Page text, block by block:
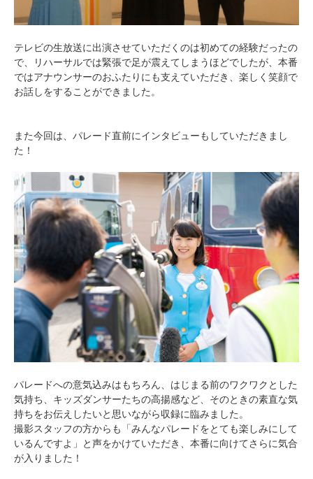
テレビの生放送に出演させていただくのは初めての経験だったの
で、リハーサルでは緊張で足が震えてしまうほどでしたが、本番
ではアナウンサーのおふたりにも支えていただき、楽しく笑顔で
お話しをすることができました。
また今回は、パレード直前にインタビューもしていただきまし
た！
パレードへの意気込みはもちろん、はじまる前のワクワクとした
気持ち、キッズダンサーたちの高揚感など、そのときの素直な気
持ちをお伝えしたいと思いながら収録に臨みました。
撮影スタッフの方からも「みんなパレードをとても楽しみにして
いるんですよ」と声をかけていただき、本番に向けてさらに気合
が入りました！